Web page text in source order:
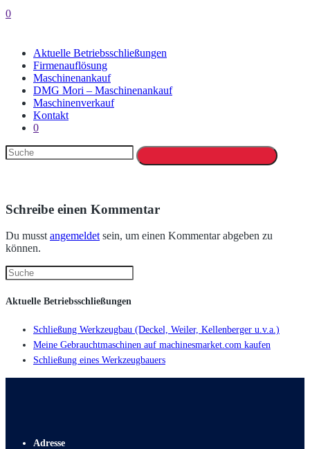
0
Aktuelle Betriebsschließungen
Firmenauflösung
Maschinenankauf
DMG Mori – Maschinenankauf
Maschinenverkauf
Kontakt
0
Schreibe einen Kommentar
Du musstangemeldetsein, um einen Kommentar abgeben zu
können.
Aktuelle Betriebsschließungen
Schließung Werkzeugbau (Deckel, Weiler, Kellenberger u.v.a.)
Meine Gebrauchtmaschinen auf machinesmarket.com kaufen
Schließung eines Werkzeugbauers
Adresse